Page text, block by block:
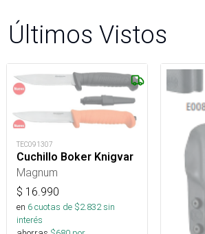
Últimos Vistos
TEC091307
Cuchillo Boker Knigvar
Magnum
$ 16.990
en 6cuotas de $2.832sin
interés